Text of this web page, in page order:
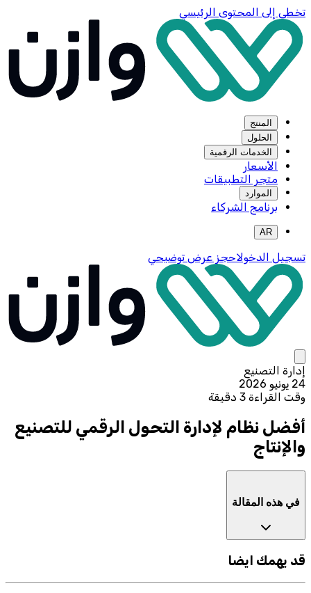
تخطي إلى المحتوى الرئيسي
المنتج
الحلول
الخدمات الرقمية
الأسعار
متجر التطبيقات
الموارد
برنامج الشركاء
AR
تسجيل الدخولاحجز عرض توضيحي
إدارة التصنيع
24 يونيو 2026
وقت القراءة 3 دقيقة
أفضل نظام لإدارة التحول الرقمي للتصنيع
والإنتاج
في هذه المقالة
قد يهمك ايضا